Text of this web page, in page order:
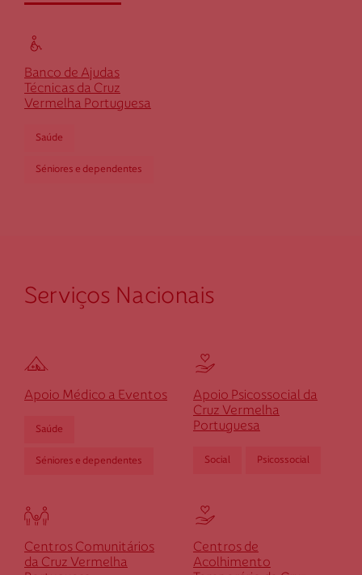
Social
Banco de Ajudas
Técnicas da Cruz
Vermelha Portuguesa
Saúde
Séniores e dependentes
Serviços Nacionais
Apoio Médico a Eventos
Saúde
Séniores e dependentes
Apoio Psicossocial da
Cruz Vermelha
Portuguesa
Social Psicossocial
Centros Comunitários
da Cruz Vermelha
Centros de
Acolhimento